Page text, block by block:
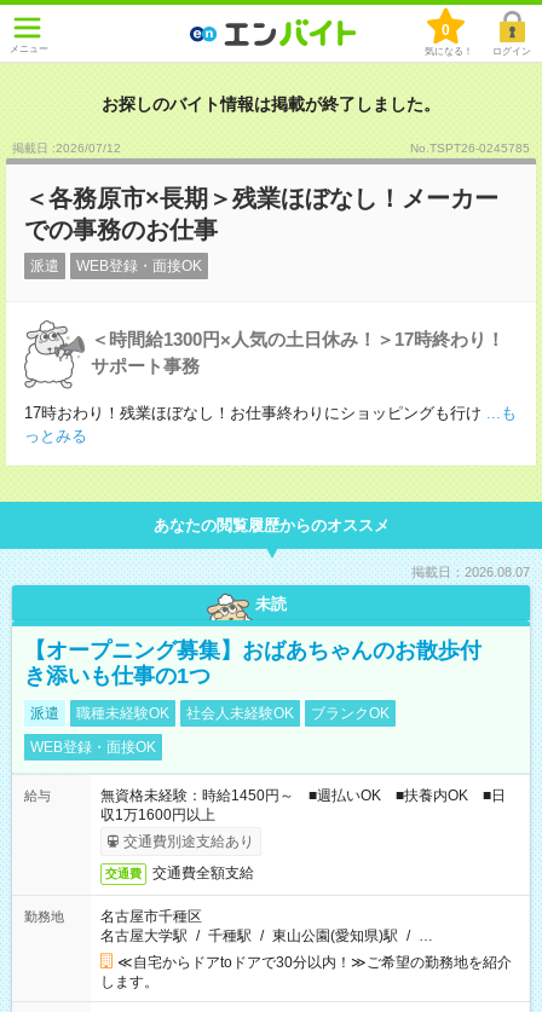
メニュー
0
気になる！ ログイン
お探しのバイト情報は掲載が終了しました。
掲載日 :2026/07/12 No.TSPT26-0245785
＜各務原市×長期＞残業ほぼなし！メーカー
での事務のお仕事
派遣 WEB登録・面接OK
＜時間給1300円×人気の土日休み！＞17時終わり！
サポート事務
17時おわり！残業ほぼなし！お仕事終わりにショッピングも行け ...も
っとみる
あなたの閲覧履歴からのオススメ
掲載日：2026.08.07
未読
【オープニング募集】おばあちゃんのお散歩付
き添いも仕事の1つ
派遣 職種未経験OK 社会人未経験OK
ブランクOK
WEB登録・面接OK
給与
無資格未経験：時給1450円～ ■週払いOK ■扶養内OK ■日
収1万1600円以上
交通費別途支給あり
交通費 交通費全額支給
勤務地
名古屋市千種区
名古屋大学駅 / 千種駅 / 東山公園(愛知県)駅 / …
≪自宅からドアtoドアで30分以内！≫ご希望の勤務地を紹介
します。